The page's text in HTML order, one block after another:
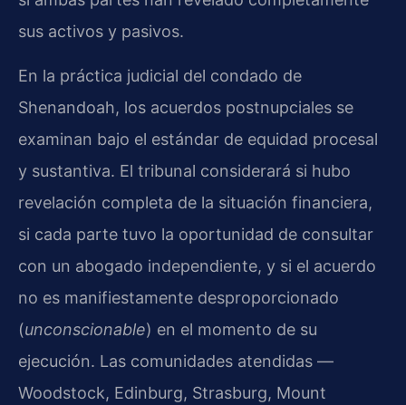
sus activos y pasivos.
En la práctica judicial del condado de
Shenandoah, los acuerdos postnupciales se
examinan bajo el estándar de equidad procesal
y sustantiva. El tribunal considerará si hubo
revelación completa de la situación financiera,
si cada parte tuvo la oportunidad de consultar
con un abogado independiente, y si el acuerdo
no es manifiestamente desproporcionado
(unconscionable) en el momento de su
ejecución. Las comunidades atendidas —
Woodstock, Edinburg, Strasburg, Mount